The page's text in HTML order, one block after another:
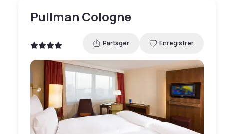
Pullman Cologne
Partager Enregistrer